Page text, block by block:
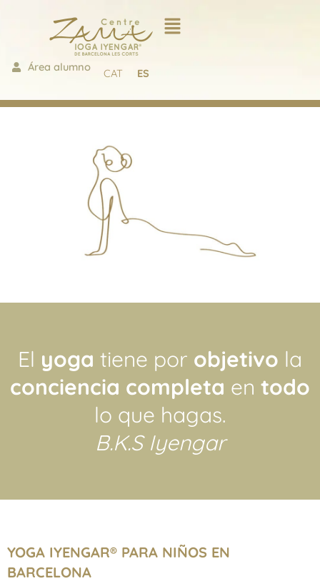
Área alumno
CAT ES
El yoga tiene por objetivo la
conciencia completa en todo
lo que hagas.
B.K.S Iyengar
YOGA IYENGAR® PARA NIÑOS EN
BARCELONA